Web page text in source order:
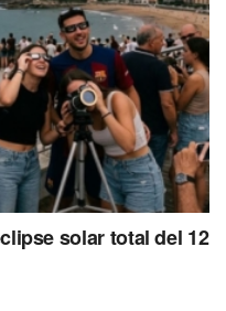
solar total del 12